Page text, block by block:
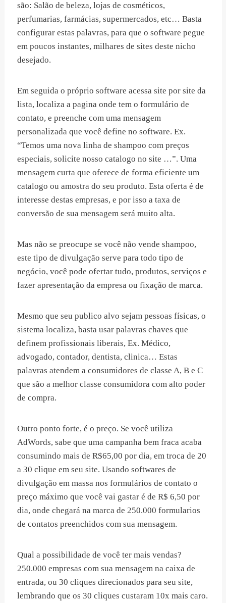
são: Salão de beleza, lojas de cosméticos,
perfumarias, farmácias, supermercados, etc… Basta
configurar estas palavras, para que o software pegue
em poucos instantes, milhares de sites deste nicho
desejado.
Em seguida o próprio software acessa site por site da
lista, localiza a pagina onde tem o formulário de
contato, e preenche com uma mensagem
personalizada que você define no software. Ex.
“Temos uma nova linha de shampoo com preços
especiais, solicite nosso catalogo no site …”. Uma
mensagem curta que oferece de forma eficiente um
catalogo ou amostra do seu produto. Esta oferta é de
interesse destas empresas, e por isso a taxa de
conversão de sua mensagem será muito alta.
Mas não se preocupe se você não vende shampoo,
este tipo de divulgação serve para todo tipo de
negócio, você pode ofertar tudo, produtos, serviços e
fazer apresentação da empresa ou fixação de marca.
Mesmo que seu publico alvo sejam pessoas físicas, o
sistema localiza, basta usar palavras chaves que
definem profissionais liberais, Ex. Médico,
advogado, contador, dentista, clinica… Estas
palavras atendem a consumidores de classe A, B e C
que são a melhor classe consumidora com alto poder
de compra.
Outro ponto forte, é o preço. Se você utiliza
AdWords, sabe que uma campanha bem fraca acaba
consumindo mais de R$65,00 por dia, em troca de 20
a 30 clique em seu site. Usando softwares de
divulgação em massa nos formulários de contato o
preço máximo que você vai gastar é de R$ 6,50 por
dia, onde chegará na marca de 250.000 formularios
de contatos preenchidos com sua mensagem.
Qual a possibilidade de você ter mais vendas?
250.000 empresas com sua mensagem na caixa de
entrada, ou 30 cliques direcionados para seu site,
lembrando que os 30 cliques custaram 10x mais caro.